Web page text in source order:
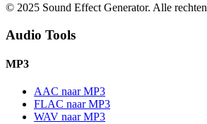
© 2025 Sound Effect Generator. Alle
Audio Tools
MP3
AAC naar MP3
FLAC naar MP3
WAV naar MP3